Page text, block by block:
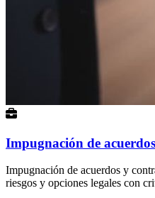
Impugnación de
Impugnación de acuerdos y
riesgos y opciones legales con